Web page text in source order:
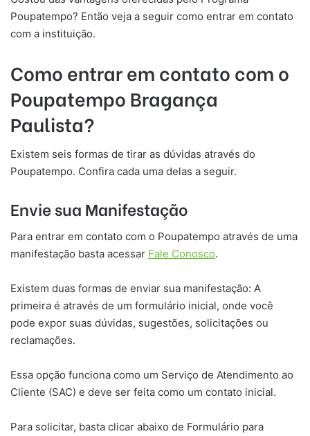
Poupatempo? Então veja a seguir como entrar em contato
com a instituição.
Como entrar em contato com o
Poupatempo Bragança
Paulista?
Existem seis formas de tirar as dúvidas através do
Poupatempo. Confira cada uma delas a seguir.
Envie sua Manifestação
Para entrar em contato com o Poupatempo através de uma
manifestação basta acessar Fale Conosco.
Existem duas formas de enviar sua manifestação: A
primeira é através de um formulário inicial, onde você
pode expor suas dúvidas, sugestões, solicitações ou
reclamações.
Essa opção funciona como um Serviço de Atendimento ao
Cliente (SAC) e deve ser feita como um contato inicial.
Para solicitar, basta clicar abaixo de Formulário para